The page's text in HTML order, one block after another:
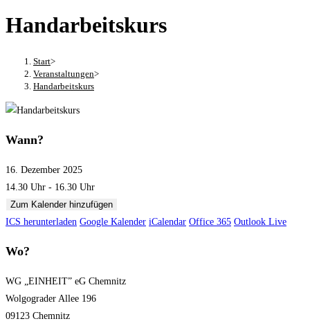
Handarbeitskurs
Start>
Veranstaltungen>
Handarbeitskurs
Wann?
16. Dezember 2025
14.30 Uhr - 16.30 Uhr
Zum Kalender hinzufügen
ICS herunterladen Google Kalender iCalendar Office 365 Outlook Live
Wo?
WG „EINHEIT” eG Chemnitz
Wolgograder Allee 196
09123 Chemnitz